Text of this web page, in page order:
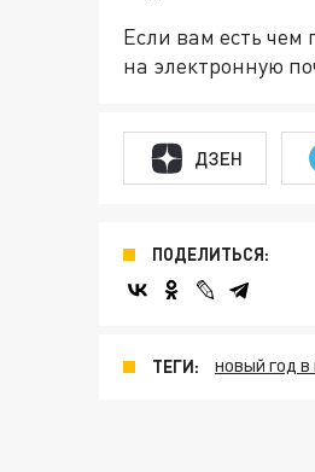
Если вам есть
на электронную
ДЗЕН
ПОДЕЛИТЬСЯ:
ТЕГИ: НОВЫЙ ГОД В